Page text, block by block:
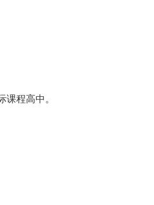
程高中。